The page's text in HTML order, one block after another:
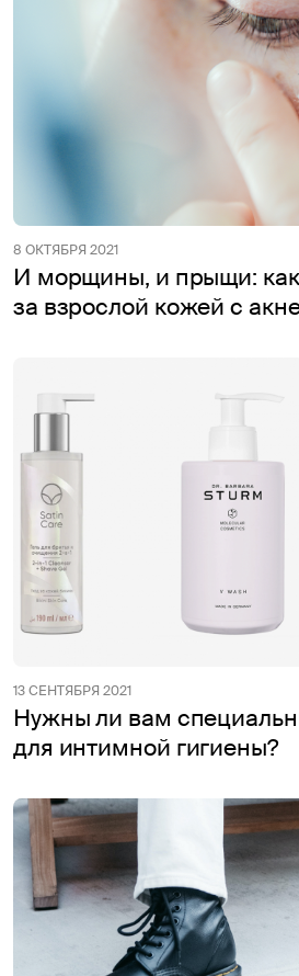
8 ОКТЯБРЯ 2021
И морщины, и прыщи: как
за взрослой кожей с
13 СЕНТЯБРЯ 2021
Нужны ли вам
для интимной гигиены?